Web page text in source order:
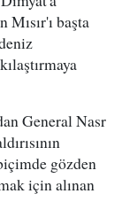
Mısır'ı başta
General Nasr
gözden
için alınan